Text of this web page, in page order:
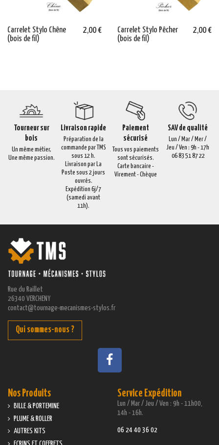
Carrelet Stylo Chêne
(bois de fil)
2,00 €
Carrelet Stylo Pêcher
(bois de fil)
2,00 €
Tourneur sur
bois
Un même métier,
Une même passion.
Livraison rapide
Préparation de la
commande par TMS
sous 12 h.
Livraison par La
Poste sous 2 jours
ouvrés.
Expédition 6j/7
(samedi avant
11h).
Paiement
sécurisé
Tous vos paiements
sont sécurisés.
Carte bancaire -
Virement - Chèque
SAV de qualité
Lun / Mar / Mer /
Jeu / Ven : 9h - 17h
06 83 51 87 22
Rue du Raillet
26340 VERCHENY
contact@tournage-mecanismes-stylos.fr
Qui sommes-nous ?
Service Expédition
Lun / Mar / Jeu / Ven : 9h - 11h00,
14h - 16h.
06 24 40 36 02
Nos Produits
BILLE & PORTEMINE
PLUME & ROLLER
AUTRES KITS